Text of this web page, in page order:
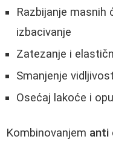
Razbijanje masnih
izbacivanje
Zatezanje i
Smanjenje
Osećaj lakoće i
Kombinovanjem anti